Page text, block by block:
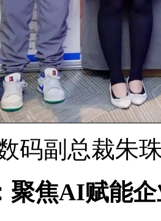
码副总裁朱
：聚焦AI赋能